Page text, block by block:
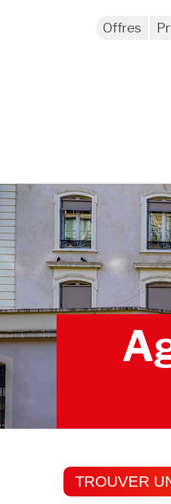
Offres
TROUVER